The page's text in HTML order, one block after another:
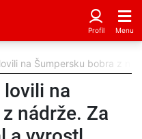
na Šumpersku bobra z
na
nádrže. Za